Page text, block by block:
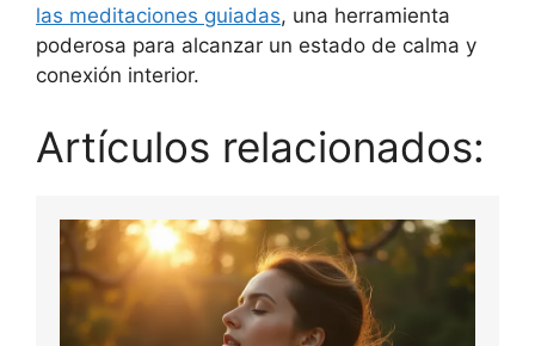
las meditaciones guiadas, una herramienta
poderosa para alcanzar un estado de calma y
conexión interior.
Artículos relacionados: